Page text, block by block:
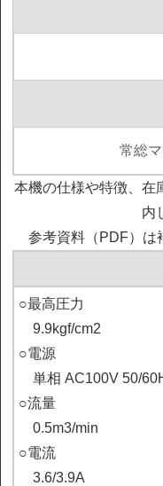
常総
本機の仕様や特徴、在
内
参考資料（PDF）は
○最高圧力
9.9kgf/cm2
○電源
単相 AC100V 50/
○流量
0.5m3/min
○電流
3.6/3.9A